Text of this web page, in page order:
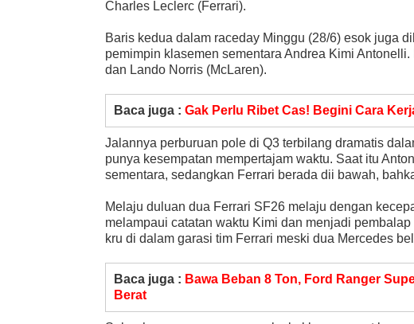
Charles Leclerc (Ferrari).
Baris kedua dalam raceday Minggu (28/6) esok juga
pemimpin klasemen sementara Andrea Kimi
dan Lando Norris (McLaren).
Baca juga : Gak Perlu Ribet Cas! Begini Cara
Jalannya perburuan pole di Q3 terbilang dramatis
punya kesempatan mempertajam waktu. Saat itu
sementara, sedangkan Ferrari berada dii bawah,
Melaju duluan dua Ferrari SF26 melaju dengan
melampaui catatan waktu Kimi dan menjadi
kru di dalam garasi tim Ferrari meski dua Mercedes
Baca juga : Bawa Beban 8 Ton, Ford Ranger
Berat